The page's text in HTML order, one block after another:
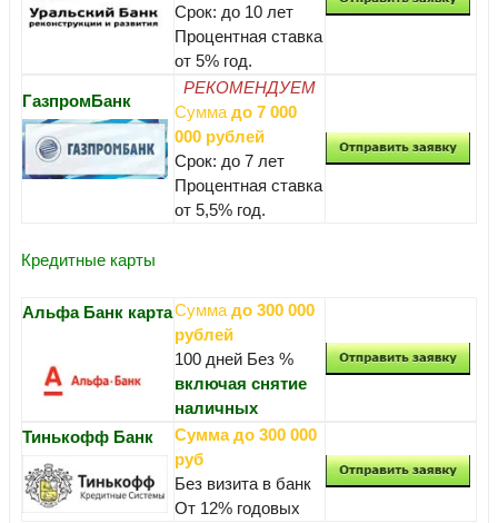
Срок: до 10 лет
Процентная ставка
от 5% год.
ГазпромБанк
РЕКОМЕНДУЕМ
Сумма до 7 000
000 рублей
Срок: до 7 лет
Процентная ставка
от 5,5% год.
Кредитные карты
Альфа Банк картаСумма до 300 000
рублей
100 дней Без %
включая снятие
наличных
Тинькофф Банк
Сумма до 300 000
руб
Без визита в банк
От 12% годовых